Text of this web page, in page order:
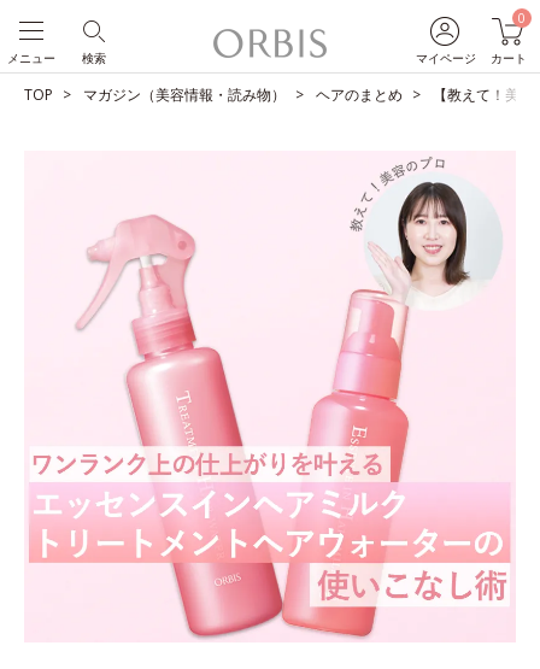
マイページ
0
カート
検索
メニュー
TOP マガジン（美容情報・読み物） ヘアのまとめ 【教えて！美